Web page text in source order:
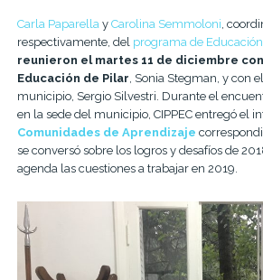
Carla Paparella y Carolina Semmoloni ,
respectivamente, del programa de Educación
reunieron el martes 11 de diciembre
Educación de Pilar , Sonia Stegman, y con
municipio, Sergio Silvestri. Durante el
en la sede del municipio, CIPPEC entregó el
Comunidades de Aprendizaje
se conversó sobre los logros y desafíos de
agenda las cuestiones a trabajar en 2019.